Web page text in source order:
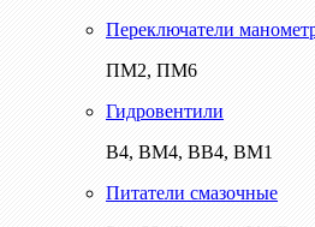
Переключатели
ПМ2, ПМ6
Гидровентили
В4, ВМ4, ВВ4, ВМ1
Питатели смазочные